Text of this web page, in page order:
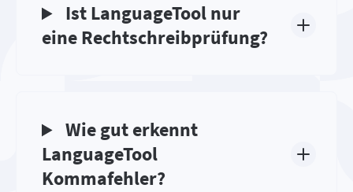
Ist LanguageTool nur
eine Rechtschreibprüfung?
Wie gut erkennt
LanguageTool
Kommafehler?